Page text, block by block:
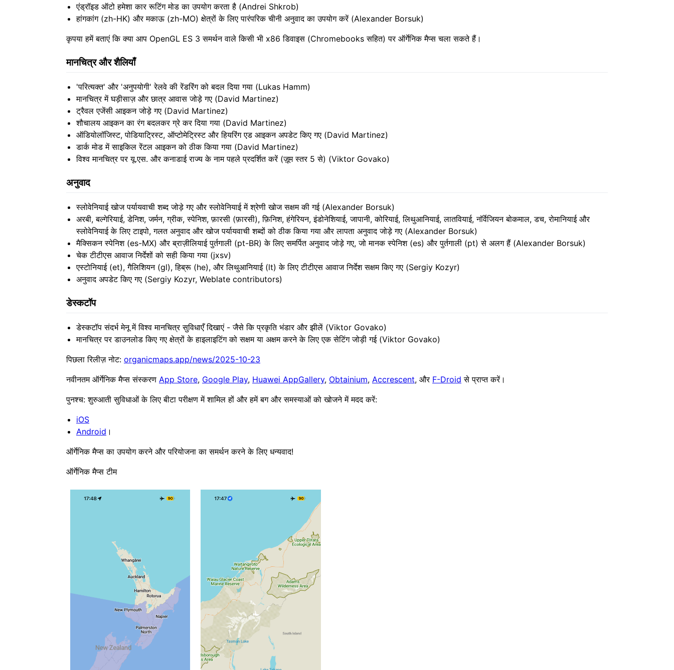
एंड्रॉइड ऑटो हमेशा कार रूटिंग मोड का उपयोग करता है (Andrei Shkrob)
हांगकांग (zh-HK) और मकाऊ (zh-MO) क्षेत्रों के लिए पारंपरिक चीनी अनुवाद का उपयोग करें (Alexander Borsuk)
कृपया हमें बताएं कि क्या आप OpenGL ES 3 समर्थन वाले किसी भी x86 डिवाइस (Chromebooks सहित) पर ऑर्गेनिक मैप्स चला सकते हैं।
मानचित्र और शैलियाँ
'परित्यक्त' और 'अनुपयोगी' रेलवे की रेंडरिंग को बदल दिया गया (Lukas Hamm)
मानचित्र में घड़ीसाज़ और छात्र आवास जोड़े गए (David Martinez)
ट्रैवल एजेंसी आइकन जोड़े गए (David Martinez)
शौचालय आइकन का रंग बदलकर ग्रे कर दिया गया (David Martinez)
ऑडियोलॉजिस्ट, पोडियाट्रिस्ट, ऑप्टोमेट्रिस्ट और हियरिंग एड आइकन अपडेट किए गए (David Martinez)
डार्क मोड में साइकिल रेंटल आइकन को ठीक किया गया (David Martinez)
विश्व मानचित्र पर यू.एस. और कनाडाई राज्य के नाम पहले प्रदर्शित करें (ज़ूम स्तर 5 से) (Viktor Govako)
अनुवाद
स्लोवेनियाई खोज पर्यायवाची शब्द जोड़े गए और स्लोवेनियाई में श्रेणी खोज सक्षम की गई (Alexander Borsuk)
अरबी, बल्गेरियाई, डेनिश, जर्मन, ग्रीक, स्पेनिश, फ़ारसी (फ़ारसी), फ़िनिश, हंगेरियन, इंडोनेशियाई, जापानी, कोरियाई, लिथुआनियाई, लातवियाई, नॉर्वेजियन बोकमाल, डच, रोमानियाई और
स्लोवेनियाई के लिए टाइपो, गलत अनुवाद और खोज पर्यायवाची शब्दों को ठीक किया गया और लापता अनुवाद जोड़े गए (Alexander Borsuk)
मैक्सिकन स्पेनिश (es-MX) और ब्राज़ीलियाई पुर्तगाली (pt-BR) के लिए समर्पित अनुवाद जोड़े गए, जो मानक स्पेनिश (es) और पुर्तगाली (pt) से अलग हैं (Alexander Borsuk)
चेक टीटीएस आवाज निर्देशों को सही किया गया (jxsv)
एस्टोनियाई (et), गैलिशियन (gl), हिब्रू (he), और लिथुआनियाई (lt) के लिए टीटीएस आवाज निर्देश सक्षम किए गए (Sergiy Kozyr)
अनुवाद अपडेट किए गए (Sergiy Kozyr, Weblate contributors)
डेस्कटॉप
डेस्कटॉप संदर्भ मेनू में विश्व मानचित्र सुविधाएँ दिखाएं - जैसे कि प्रकृति भंडार और झीलें (Viktor Govako)
मानचित्र पर डाउनलोड किए गए क्षेत्रों के हाइलाइटिंग को सक्षम या अक्षम करने के लिए एक सेटिंग जोड़ी गई (Viktor Govako)
पिछला रिलीज़ नोट: organicmaps.app/news/2025-10-23
नवीनतम ऑर्गेनिक मैप्स संस्करण App Store, Google Play, Huawei AppGallery, Obtainium, Accrescent, और F-Droid से प्राप्त करें।
पुनश्च: शुरुआती सुविधाओं के लिए बीटा परीक्षण में शामिल हों और हमें बग और समस्याओं को खोजने में मदद करें:
iOS
Android ।
ऑर्गेनिक मैप्स का उपयोग करने और परियोजना का समर्थन करने के लिए धन्यवाद!
ऑर्गेनिक मैप्स टीम